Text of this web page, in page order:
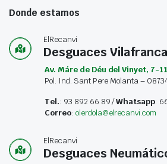
Donde estamos
ElRecanvi
Desguaces Vilafranca
Av. Máre de Déu del Vinyet, 7-11
Pol. Ind. Sant Pere Molanta –
Tel.: 93 892 66 89 /Whatsapp:
Correo: olerdola@elrecanvi.com
ElRecanvi
Desguaces